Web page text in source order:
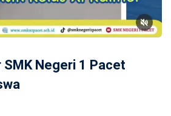
Negeri 1 Pacet